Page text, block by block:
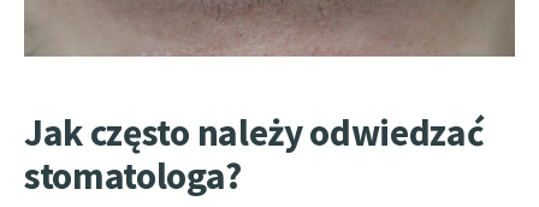
Jak często należy odwiedzać
stomatologa?